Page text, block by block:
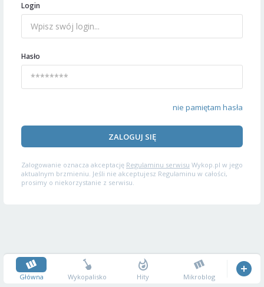
Login
Hasło
nie pamiętam hasła
ZALOGUJ SIĘ
Zalogowanie oznacza akceptację Regulaminu serwisu Wykop.pl w jego
aktualnym brzmieniu. Jeśli nie akceptujesz Regulaminu w całości,
prosimy o niekorzystanie z serwisu.
Główna Wykopalisko Hity Mikroblog